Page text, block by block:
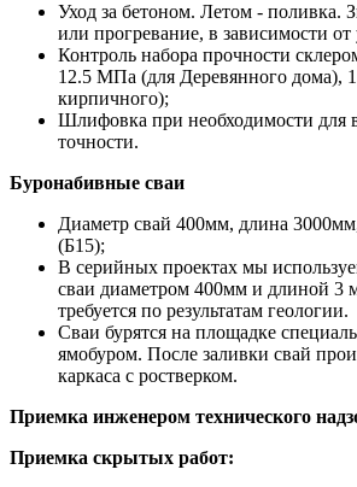
Уход за бетоном. Летом - поливка.
или прогревание, в зависимости от
Контроль набора прочности
12.5 МПа (для Деревянного дома),
кирпичного);
Шлифовка при необходимости для
точности.
Буронабивные сваи
Диаметр свай 400мм, длина
(Б15);
В серийных проектах мы
сваи диаметром 400мм и длиной 3
требуется по результатам геологии.
Сваи бурятся на площадке
ямобуром. После заливки свай
каркаса с ростверком.
Приемка инженером технического
Приемка скрытых работ: